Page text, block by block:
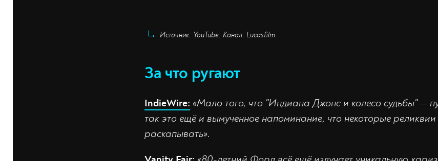
Источник: YouTube. Канал: Lucasfilm
За что ругают
IndieWire: «Мало того, что "Индиана Джонс и колесо судьбы" —
так это ещё и вымученное напоминание, что некоторые
раскапывать».